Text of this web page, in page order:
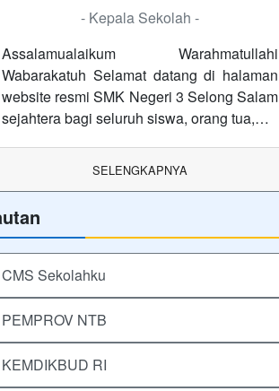
- Kepala Sekolah -
Assalamualaikum Warahmatullahi
Wabarakatuh Selamat datang di halaman
website resmi SMK Negeri 3 Selong Salam
sejahtera bagi seluruh siswa, orang tua,…
SELENGKAPNYA
CMS Sekolahku
PEMPROV NTB
KEMDIKBUD RI